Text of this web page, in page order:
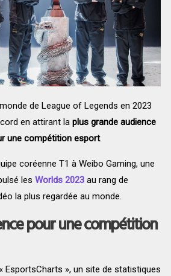
de League of Legends en 2023
en attirant la plus grande audience
une compétition esport.
coréenne T1 à Weibo Gaming, une
les Worlds 2023au rang de
la plus regardée au monde.
pour une compétition
EsportsCharts », un site de statistiques